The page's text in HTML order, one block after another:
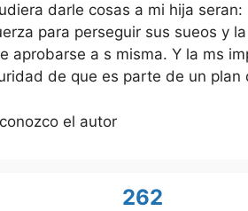
darle cosas a mi hija
para perseguir sus sueos y
aprobarse a s misma. Y la ms
de que es parte de un plan
el autor
262